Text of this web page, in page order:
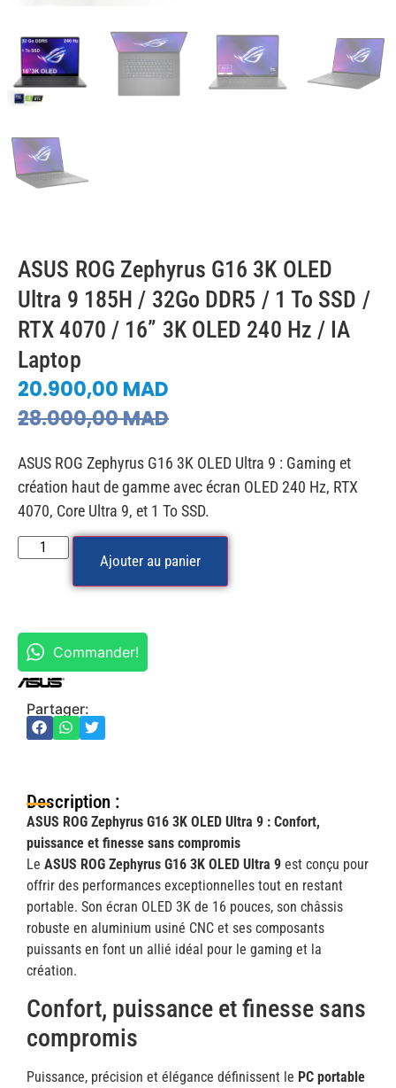
ASUS ROG Zephyrus G16 3K OLED
Ultra 9 185H / 32Go DDR5 / 1 To SSD /
RTX 4070 / 16” 3K OLED 240 Hz / IA
Laptop
28.000,00MAD
20.900,00 MAD
ASUS ROG Zephyrus G16 3K OLED Ultra 9 : Gaming et
création haut de gamme avec écran OLED 240 Hz, RTX
4070, Core Ultra 9, et 1 To SSD.
Ajouter au panier
Commander!
Partager:
Description :
ASUS ROG Zephyrus G16 3K OLED Ultra 9 : Confort,
puissance et finesse sans compromis
Le ASUS ROG Zephyrus G16 3K OLED Ultra 9 est conçu pour
offrir des performances exceptionnelles tout en restant
portable. Son écran OLED 3K de 16 pouces, son châssis
robuste en aluminium usiné CNC et ses composants
puissants en font un allié idéal pour le gaming et la
création.
Confort, puissance et finesse sans
compromis
Puissance, précision et élégance définissent le PC portable